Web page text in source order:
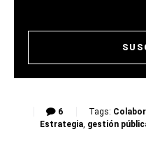
6 Tags:
Estrategia, gestión